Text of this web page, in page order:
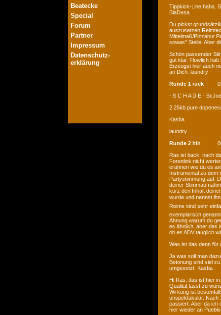
Beatecke
Special
Forum
Partner
Impressum
Datenschutz-
erklärung
Tippkick-Line haha.
BlaDesa
Du pickst
Mittelmaß/Pizzahut
sowas" Stelle. Aber
Schön passender
gut klar. Flowlich
Erzeugst hier auch
an Dich. laundry
Runde 1 rück
- S C H A D E - BcJoe
2,25kb pure
Kasba
laundry
Runde 2 hin
Ras ist back, nach
Forenlink nicht
erahnen wie du es
Instrumental zu dem
Partystimmung auf.
deiner
kurz den Inhalt
wurde und nennst ihn
Reime sind sehr
exemplarisch
Ahnung warum du
es ähnlich, aber das
ob es ADV tauglich
Was ist das denn für
Ja was soll man
Betonung sind viel
umgesetzt. Kasba
Hi Ras, das ist hier
Qualität lässt zu
Wirkung ist
unspektakulär. Nach
passiert. Aber da ich
hier wieder an